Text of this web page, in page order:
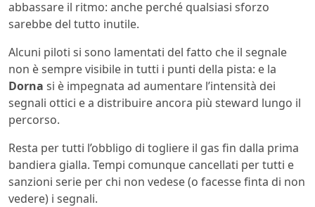
abbassare il ritmo: anche perché qualsiasi sforzo
sarebbe del tutto inutile.
Alcuni piloti si sono lamentati del fatto che il segnale
non è sempre visibile in tutti i punti della pista: e la
Dorna si è impegnata ad aumentare l’intensità dei
segnali ottici e a distribuire ancora più steward lungo il
percorso.
Resta per tutti l’obbligo di togliere il gas fin dalla prima
bandiera gialla. Tempi comunque cancellati per tutti e
sanzioni serie per chi non vedese (o facesse finta di non
vedere) i segnali.